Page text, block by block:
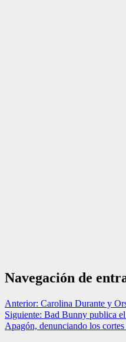
Navegación de
Anterior: Carolina Durante y
Siguiente: Bad Bunny publica
Apagón, denunciando los